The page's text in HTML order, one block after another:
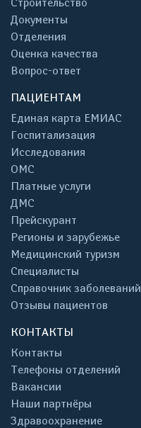
Документы
Отделения
Оценка качества
Вопрос-ответ
ПАЦИЕНТАМ
Единая карта ЕМИАС
Госпитализация
Исследования
ОМС
Платные услуги
ДМС
Прейскурант
Регионы и зарубежье
Медицинский туризм
Специалисты
Справочник заболеваний
Отзывы пациентов
КОНТАКТЫ
Контакты
Телефоны отделений
Вакансии
Наши партнёры
Здравоохранение